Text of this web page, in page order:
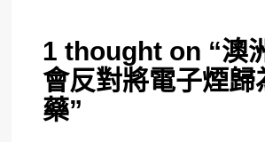
1 thought on “澳
會反對將電子煙歸
藥”